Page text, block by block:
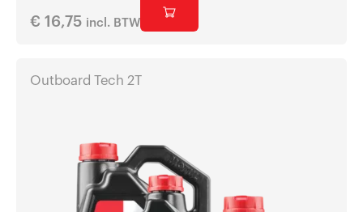
€ 16,75 incl. BTW
Outboard Tech 2T